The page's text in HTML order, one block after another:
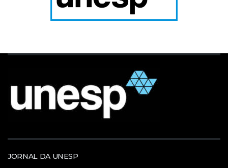
JORNAL DA UNESP